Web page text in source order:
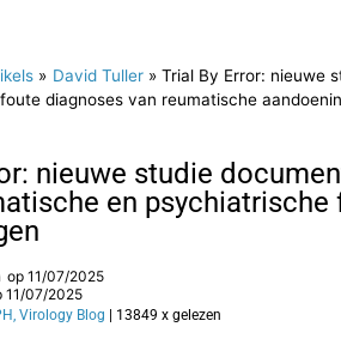
» David Tuller» Trial By Error: nieuwe
diagnoses van reumatische
nieuwe studie
en
op 11/07/2025
11/07/2025
Virology Blog | 13849 x gelezen